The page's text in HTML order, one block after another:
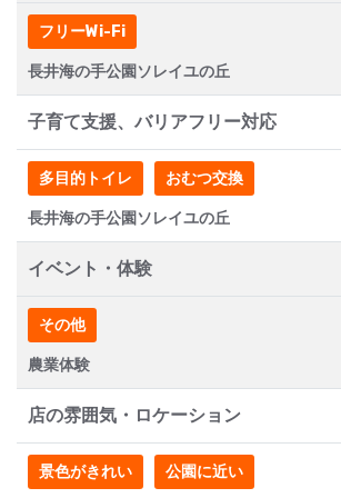
フリーWi-Fi
長井海の手公園ソレイユの丘
子育て支援、バリアフリー対応
多目的トイレ おむつ交換
長井海の手公園ソレイユの丘
イベント・体験
その他
農業体験
店の雰囲気・ロケーション
景色がきれい 公園に近い